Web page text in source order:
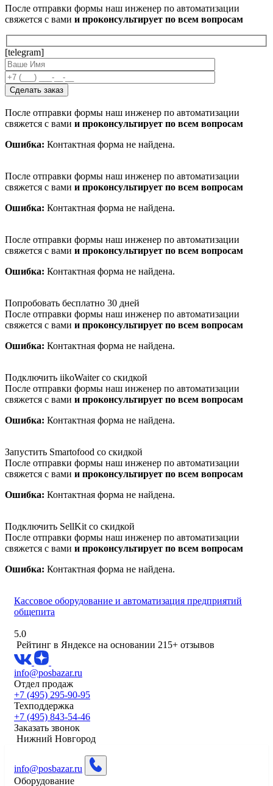
После отправки формы наш инженер по автоматизации
свяжется с вами и проконсультирует по всем вопросам
[telegram]
После отправки формы наш инженер по автоматизации
свяжется с вами и проконсультирует по всем вопросам
Ошибка: Контактная форма не найдена.
После отправки формы наш инженер по автоматизации
свяжется с вами и проконсультирует по всем вопросам
Ошибка: Контактная форма не найдена.
После отправки формы наш инженер по автоматизации
свяжется с вами и проконсультирует по всем вопросам
Ошибка: Контактная форма не найдена.
Попробовать бесплатно 30 дней
После отправки формы наш инженер по автоматизации
свяжется с вами и проконсультирует по всем вопросам
Ошибка: Контактная форма не найдена.
Подключить iikoWaiter со скидкой
После отправки формы наш инженер по автоматизации
свяжется с вами и проконсультирует по всем вопросам
Ошибка: Контактная форма не найдена.
Запустить Smartofood со скидкой
После отправки формы наш инженер по автоматизации
свяжется с вами и проконсультирует по всем вопросам
Ошибка: Контактная форма не найдена.
Подключить SellKit со скидкой
После отправки формы наш инженер по автоматизации
свяжется с вами и проконсультирует по всем вопросам
Ошибка: Контактная форма не найдена.
Кассовое оборудование и автоматизация предприятий
общепита
5.0
Рейтинг в Яндексе на основании 215+ отзывов
info@posbazar.ru
Отдел продаж
+7 (495) 295-90-95
Техподдержка
+7 (495) 843-54-46
Заказать звонок
Нижний Новгород
info@posbazar.ru
Оборудование